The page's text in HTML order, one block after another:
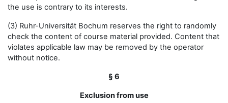
the use is contrary to its interests.
(3) Ruhr-Universität Bochum reserves the right to randomly
check the content of course material provided. Content that
violates applicable law may be removed by the operator
without notice.
§ 6
Exclusion from use